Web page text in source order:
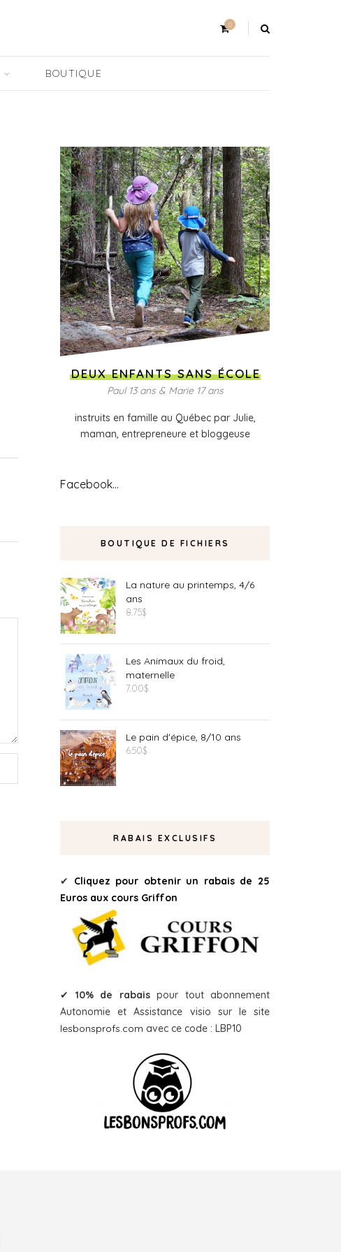
0
BOUTIQUE
DEUX ENFANTS SANS ÉCOLE
Paul 13 ans & Marie 17 ans
instruits en famille au Québec par Julie,
maman, entrepreneure et bloggeuse
Facebook...
BOUTIQUE DE FICHIERS
La nature au printemps, 4/6
ans
8.75$
Les Animaux du froid,
maternelle
7.00$
Le pain d'épice, 8/10 ans
6.50$
RABAIS EXCLUSIFS
✔ Cliquez pour obtenir un rabais de 25
Euros aux cours Griffon
✔ 10% de rabaispour tout abonnement
Autonomie et Assistance visio sur le site
lesbonsprofs.com avec ce code : LBP10